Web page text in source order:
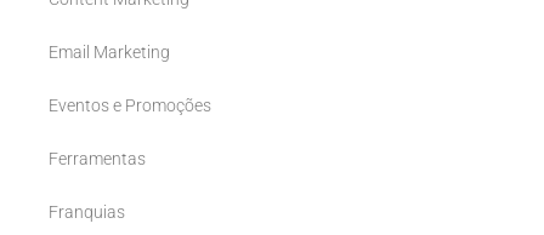
Email Marketing
Eventos e Promoções
Ferramentas
Franquias